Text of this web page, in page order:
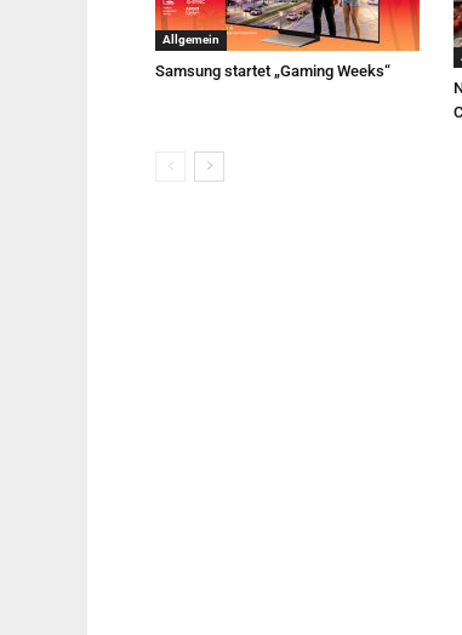
Allgemein
Samsung startet „Gaming Weeks“